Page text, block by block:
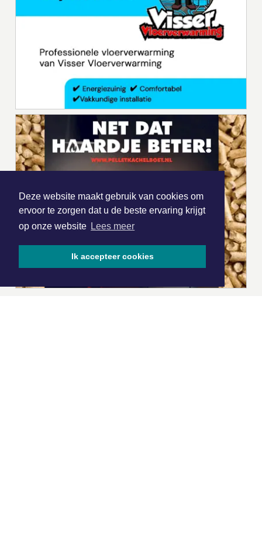
Deze website maakt gebruik van cookies om
ervoor te zorgen dat u de beste ervaring krijgt
op onze website Lees meer
Ik accepteer cookies